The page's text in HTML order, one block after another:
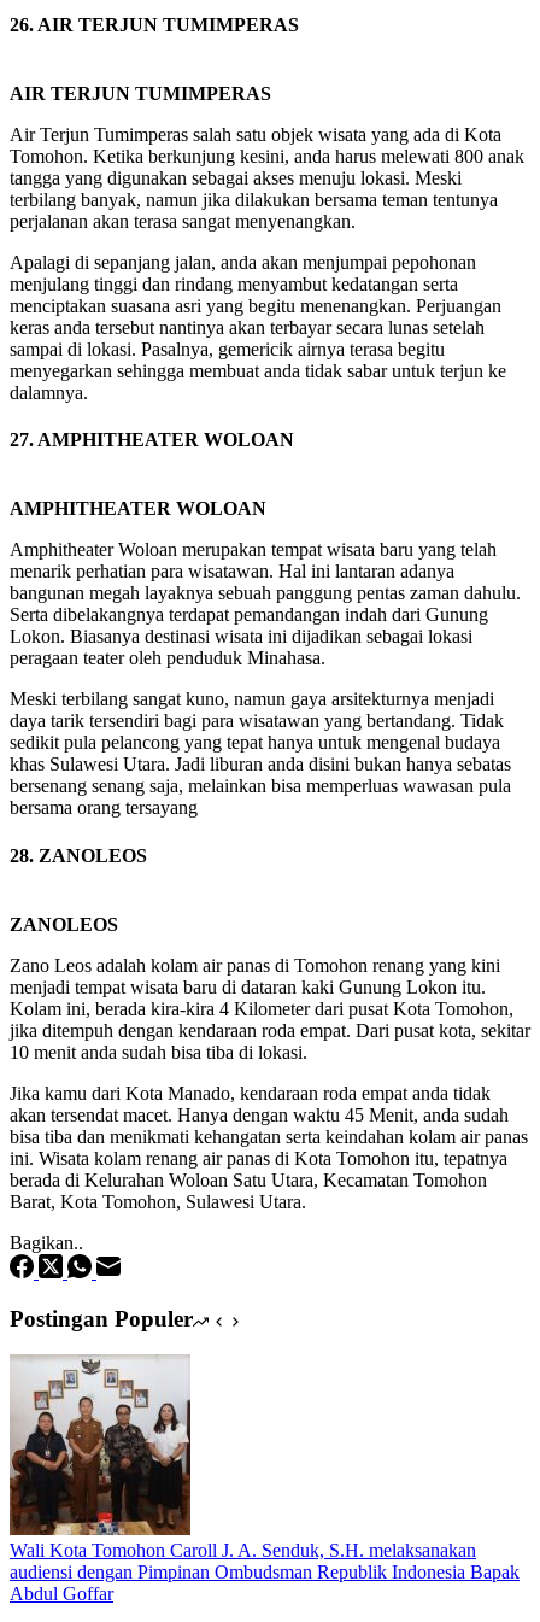
26. AIR TERJUN TUMIMPERAS
AIR TERJUN TUMIMPERAS
Air Terjun Tumimperas salah satu objek wisata yang ada di Kota
Tomohon. Ketika berkunjung kesini, anda harus melewati 800 anak
tangga yang digunakan sebagai akses menuju lokasi. Meski
terbilang banyak, namun jika dilakukan bersama teman tentunya
perjalanan akan terasa sangat menyenangkan.
Apalagi di sepanjang jalan, anda akan menjumpai pepohonan
menjulang tinggi dan rindang menyambut kedatangan serta
menciptakan suasana asri yang begitu menenangkan. Perjuangan
keras anda tersebut nantinya akan terbayar secara lunas setelah
sampai di lokasi. Pasalnya, gemericik airnya terasa begitu
menyegarkan sehingga membuat anda tidak sabar untuk terjun ke
dalamnya.
27. AMPHITHEATER WOLOAN
AMPHITHEATER WOLOAN
Amphitheater Woloan merupakan tempat wisata baru yang telah
menarik perhatian para wisatawan. Hal ini lantaran adanya
bangunan megah layaknya sebuah panggung pentas zaman dahulu.
Serta dibelakangnya terdapat pemandangan indah dari Gunung
Lokon. Biasanya destinasi wisata ini dijadikan sebagai lokasi
peragaan teater oleh penduduk Minahasa.
Meski terbilang sangat kuno, namun gaya arsitekturnya menjadi
daya tarik tersendiri bagi para wisatawan yang bertandang. Tidak
sedikit pula pelancong yang tepat hanya untuk mengenal budaya
khas Sulawesi Utara. Jadi liburan anda disini bukan hanya sebatas
bersenang senang saja, melainkan bisa memperluas wawasan pula
bersama orang tersayang
28. ZANOLEOS
ZANOLEOS
Zano Leos adalah kolam air panas di Tomohon renang yang kini
menjadi tempat wisata baru di dataran kaki Gunung Lokon itu.
Kolam ini, berada kira-kira 4 Kilometer dari pusat Kota Tomohon,
jika ditempuh dengan kendaraan roda empat. Dari pusat kota, sekitar
10 menit anda sudah bisa tiba di lokasi.
Jika kamu dari Kota Manado, kendaraan roda empat anda tidak
akan tersendat macet. Hanya dengan waktu 45 Menit, anda sudah
bisa tiba dan menikmati kehangatan serta keindahan kolam air panas
ini. Wisata kolam renang air panas di Kota Tomohon itu, tepatnya
berada di Kelurahan Woloan Satu Utara, Kecamatan Tomohon
Barat, Kota Tomohon, Sulawesi Utara.
Bagikan..
Postingan Populer
Wali Kota Tomohon Caroll J. A. Senduk, S.H. melaksanakan
audiensi dengan Pimpinan Ombudsman Republik Indonesia Bapak
Abdul Goffar